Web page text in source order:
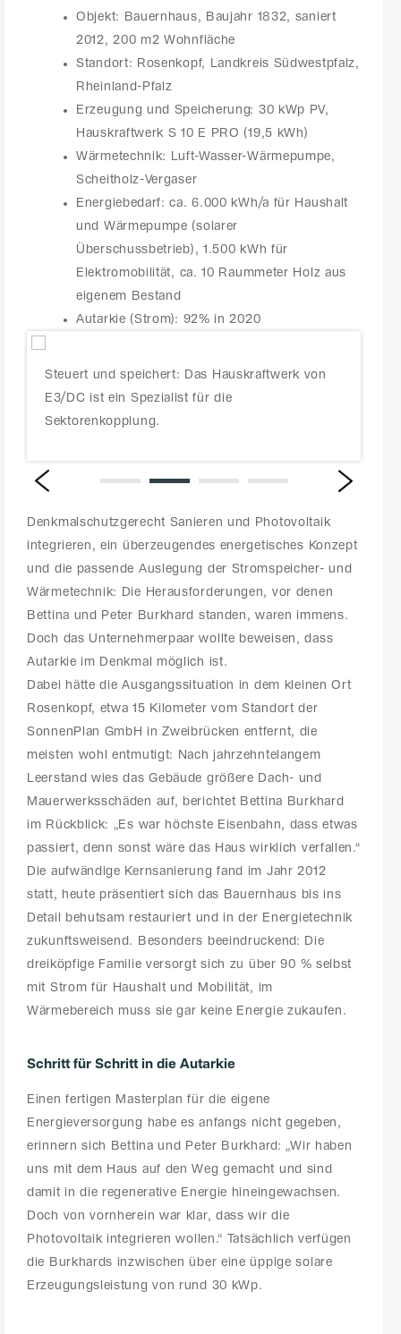
Objekt: Bauernhaus, Baujahr 1832, saniert
2012, 200 m2 Wohnfläche
Standort: Rosenkopf, Landkreis Südwestpfalz,
Rheinland-Pfalz
Erzeugung und Speicherung: 30 kWp PV,
Hauskraftwerk S 10 E PRO (19,5 kWh)
Wärmetechnik: Luft-Wasser-Wärmepumpe,
Scheitholz-Vergaser
Energiebedarf: ca. 6.000 kWh/a für Haushalt
und Wärmepumpe (solarer
Überschussbetrieb), 1.500 kWh für
Elektromobilität, ca. 10 Raummeter Holz aus
eigenem Bestand
Autarkie (Strom): 92% in 2020
Steuert und speichert: Das Hauskraftwerk von
E3/DC ist ein Spezialist für die
Sektorenkopplung.
Prev Next
Denkmalschutzgerecht Sanieren und Photovoltaik
integrieren, ein überzeugendes energetisches Konzept
und die passende Auslegung der Stromspeicher- und
Wärmetechnik: Die Herausforderungen, vor denen
Bettina und Peter Burkhard standen, waren immens.
Doch das Unternehmerpaar wollte beweisen, dass
Autarkie im Denkmal möglich ist.
Dabei hätte die Ausgangssituation in dem kleinen Ort
Rosenkopf, etwa 15 Kilometer vom Standort der
SonnenPlan GmbH in Zweibrücken entfernt, die
meisten wohl entmutigt: Nach jahrzehntelangem
Leerstand wies das Gebäude größere Dach- und
Mauerwerksschäden auf, berichtet Bettina Burkhard
im Rückblick: „Es war höchste Eisenbahn, dass etwas
passiert, denn sonst wäre das Haus wirklich verfallen.“
Die aufwändige Kernsanierung fand im Jahr 2012
statt, heute präsentiert sich das Bauernhaus bis ins
Detail behutsam restauriert und in der Energietechnik
zukunftsweisend. Besonders beeindruckend: Die
dreiköpfige Familie versorgt sich zu über 90 % selbst
mit Strom für Haushalt und Mobilität, im
Wärmebereich muss sie gar keine Energie zukaufen.
Schritt für Schritt in die Autarkie
Einen fertigen Masterplan für die eigene
Energieversorgung habe es anfangs nicht gegeben,
erinnern sich Bettina und Peter Burkhard: „Wir haben
uns mit dem Haus auf den Weg gemacht und sind
damit in die regenerative Energie hineingewachsen.
Doch von vornherein war klar, dass wir die
Photovoltaik integrieren wollen.“ Tatsächlich verfügen
die Burkhards inzwischen über eine üppige solare
Erzeugungsleistung von rund 30 kWp.